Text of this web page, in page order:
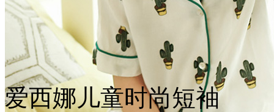
爱西娜儿童时尚短袖